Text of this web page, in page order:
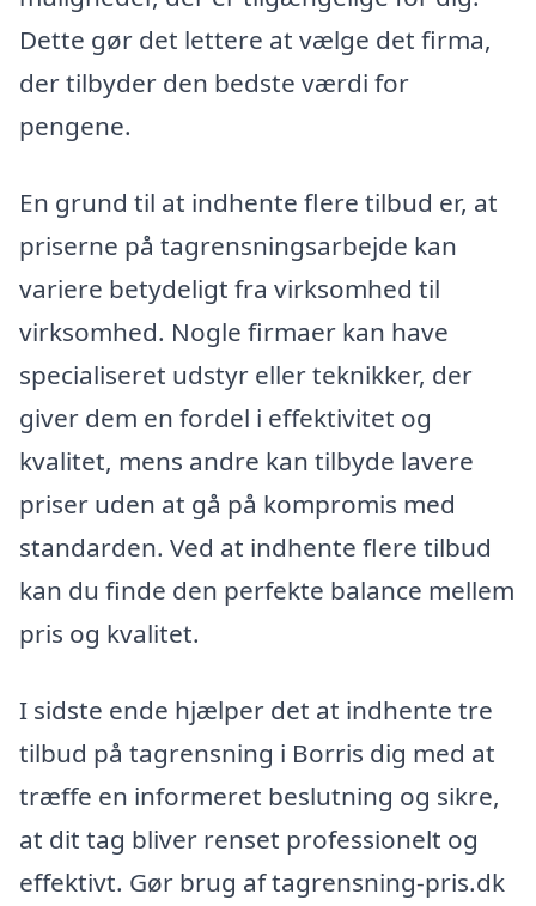
Dette gør det lettere at vælge det firma,
der tilbyder den bedste værdi for
pengene.
En grund til at indhente flere tilbud er, at
priserne på tagrensningsarbejde kan
variere betydeligt fra virksomhed til
virksomhed. Nogle firmaer kan have
specialiseret udstyr eller teknikker, der
giver dem en fordel i effektivitet og
kvalitet, mens andre kan tilbyde lavere
priser uden at gå på kompromis med
standarden. Ved at indhente flere tilbud
kan du finde den perfekte balance mellem
pris og kvalitet.
I sidste ende hjælper det at indhente tre
tilbud på tagrensning i Borris dig med at
træffe en informeret beslutning og sikre,
at dit tag bliver renset professionelt og
effektivt. Gør brug af tagrensning-pris.dk